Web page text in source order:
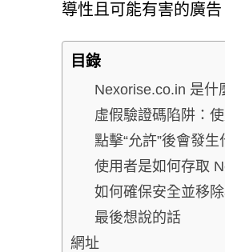
導性且可能有害的廣
目錄
Nexorise.co.in 是什
虛假驗證碼陷阱：
點擊“允許”後會發生
使用者是如何存取
如何確保安全並移
最後想說的話
網址